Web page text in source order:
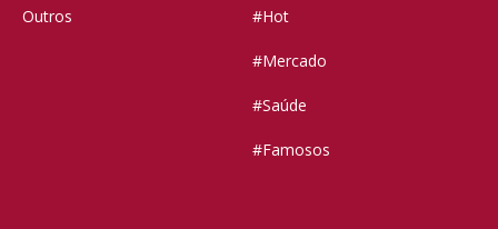
Outros #Hot
#Mercado
#Saúde
#Famosos